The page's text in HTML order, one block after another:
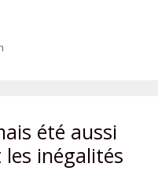
été aussi
les inégalités